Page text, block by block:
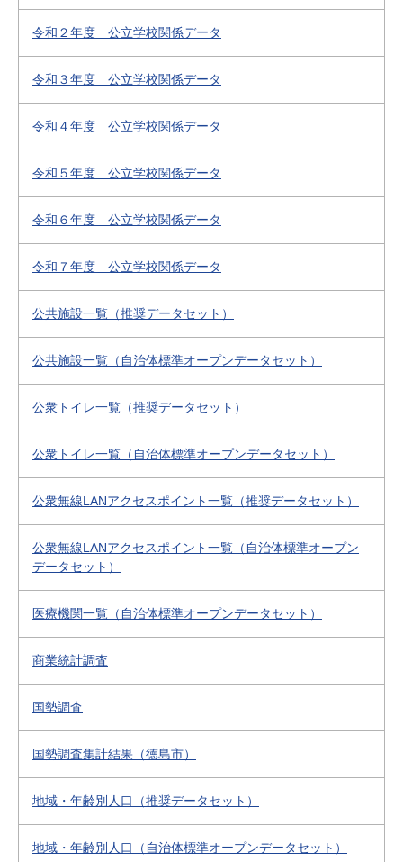
令和２年度 公立学校関係データ
令和３年度 公立学校関係データ
令和４年度 公立学校関係データ
令和５年度 公立学校関係データ
令和６年度 公立学校関係データ
令和７年度 公立学校関係データ
公共施設一覧（推奨データセット）
公共施設一覧（自治体標準オープンデータセット）
公衆トイレ一覧（推奨データセット）
公衆トイレ一覧（自治体標準オープンデータセット）
公衆無線LANアクセスポイント一覧（推奨データセット）
公衆無線LANアクセスポイント一覧（自治体標準オープン
データセット）
医療機関一覧（自治体標準オープンデータセット）
商業統計調査
国勢調査
国勢調査集計結果（徳島市）
地域・年齢別人口（推奨データセット）
地域・年齢別人口（自治体標準オープンデータセット）